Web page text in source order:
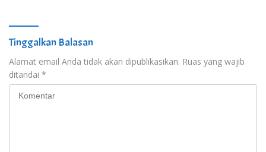
Tinggalkan Balasan
Alamat email Anda tidak akan dipublikasikan. Ruas yang wajib
ditandai *